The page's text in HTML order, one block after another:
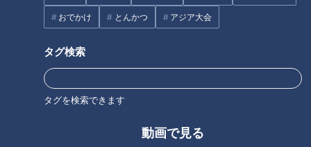
おでかけ とんかつ アジア大会
タグ検索
タグを検索できます
動画で見る
エンタメ 7ORDER 和歌山 地名しりとり
オススメ関連コンテンツ